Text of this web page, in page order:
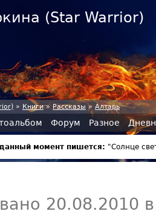
(Star Warrior)
» Книги»Рассказы »Алтарь
Форум Разное
момент пишется: "Солнце
20.08.2010